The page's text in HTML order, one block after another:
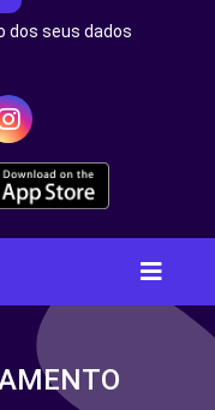
dos seus dados